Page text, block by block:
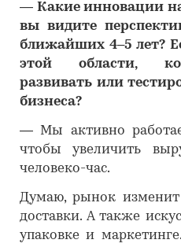
― Какие инновации
вы видите
ближайших 4–5 лет?
этой области,
развивать или
бизнеса?
― Мы активно
чтобы увеличить
человеко-час.
Думаю, рынок
доставки. А также
упаковке и